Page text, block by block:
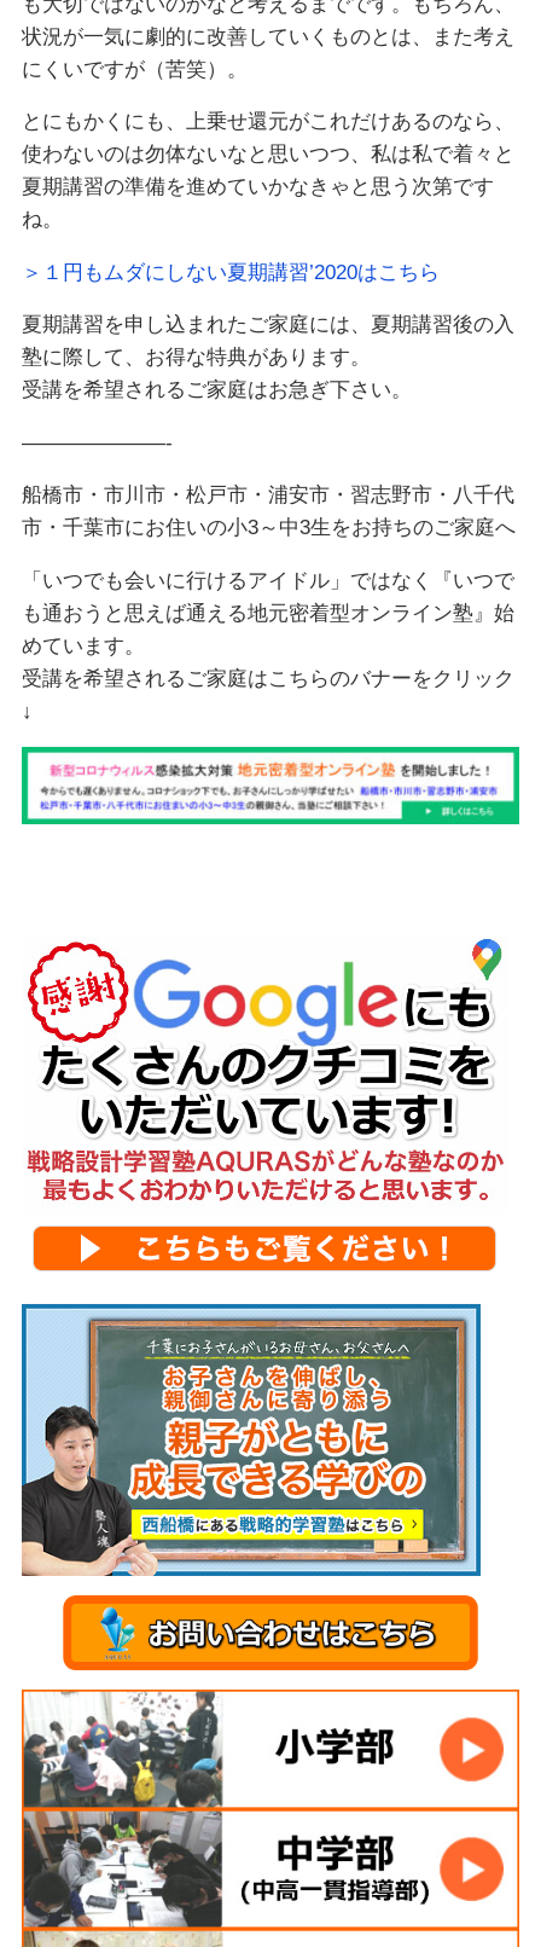
状況が一気に劇的に改善していくものとは、また考え
にくいですが（苦笑）。
とにもかくにも、上乗せ還元がこれだけあるのなら、
使わないのは勿体ないなと思いつつ、私は私で着々と
夏期講習の準備を進めていかなきゃと思う次第です
ね。
＞１円もムダにしない夏期講習’2020はこちら
夏期講習を申し込まれたご家庭には、夏期講習後の入
塾に際して、お得な特典があります。
受講を希望されるご家庭はお急ぎ下さい。
———————-
船橋市・市川市・松戸市・浦安市・習志野市・八千代
市・千葉市にお住いの小3～中3生をお持ちのご家庭へ
「いつでも会いに行けるアイドル」ではなく『いつで
も通おうと思えば通える地元密着型オンライン塾』始
めています。
受講を希望されるご家庭はこちらのバナーをクリック
↓